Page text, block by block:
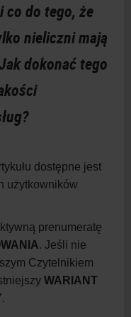
co do tego, że
nieliczni mają
dokonać tego
dostępne jest
użytkowników
prenumeratę
. Jeśli nie
Czytelnikiem
WARIANT
.